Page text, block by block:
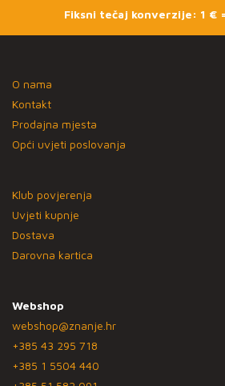
Fiksni tečaj konverzije: 1 €
O nama
Kontakt
Prodajna mjesta
Opći uvjeti poslovanja
Klub povjerenja
Uvjeti kupnje
Dostava
Darovna kartica
Webshop
webshop@znanje.hr
+385 43 295 718
+385 1 5504 440